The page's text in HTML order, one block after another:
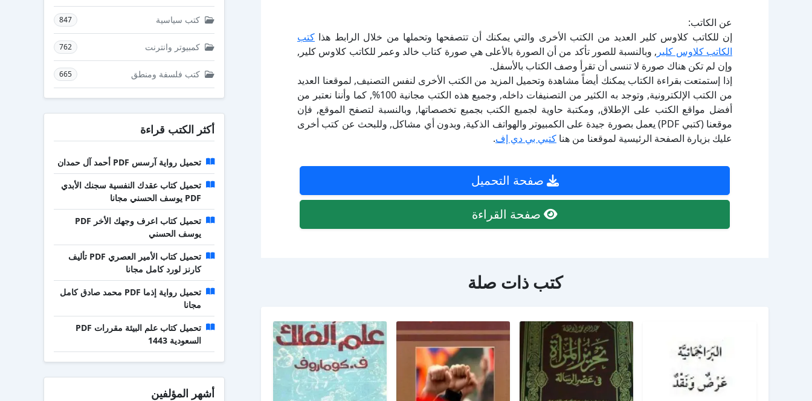
عن الكاتب:
إن للكاتب كلاوس كلير العديد من الكتب الأخرى والتي يمكنك أن تتصفحها وتحملها من خلال الرابط هذا كتب
الكاتب كلاوس كلير , وبالنسبة للصور تأكد من أن الصورة بالأعلى هي صورة كتاب خالد وعمر للكاتب كلاوس كلير,
وإن لم تكن هناك صورة لا تنسى أن تقرأ وصف الكتاب بالأسفل.
إذا إستمتعت بقراءة الكتاب يمكنك أيضاً مشاهدة وتحميل المزيد من الكتب الأخرى لنفس التصنيف, لموقعنا العديد
من الكتب الإلكترونية, وتوجد به الكثير من التصنيفات داخله, وجميع هذه الكتب مجانية 100%, كما وأننا نعتبر من
أفضل مواقع الكتب على الإطلاق, ومكتبة حاوية لجميع الكتب بجميع تخصصاتها, وبالنسبة لتصفح الموقع, فإن
موقعنا (كتبي PDF) يعمل بصورة جيدة على الكمبيوتر والهواتف الذكية, وبدون أي مشاكل, وللبحث عن كتب أخرى
عليك بزيارة الصفحة الرئيسية لموقعنا من هنا كتبي بي دي إف.
صفحة التحميل
صفحة القراءة
كتب ذات صلة
كتب سياسية 847
كمبيوتر وانترنت 762
كتب فلسفة ومنطق 665
أكثر الكتب قراءة
تحميل رواية آرسس PDF أحمد آل حمدان
تحميل كتاب عقدك النفسية سجنك الأبدي
PDF يوسف الحسني مجانا
تحميل كتاب اعرف وجهك الأخر PDF
يوسف الحسني
تحميل كتاب الأمير العصري PDF تأليف
كارنز لورد كامل مجانا
تحميل رواية إذما PDF محمد صادق كامل
مجانا
تحميل كتاب علم البيئة مقررات PDF
السعودية 1443
أشهر المؤلفين